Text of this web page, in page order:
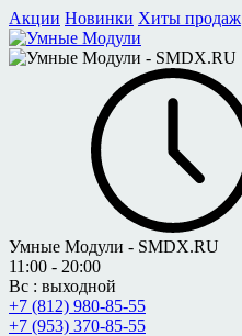
Акции Новинки Хиты продаж
Умные Модули - SMDX.RU
11:00 - 20:00
Вс : выходной
+7 (812) 980-85-55
+7 (953) 370-85-55